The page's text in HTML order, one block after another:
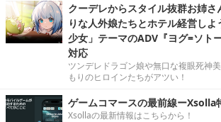
クーデレからスタイル抜群お姉
りな人外娘たちとホテル経営し
少女」テーマのADV『ヨグ=ソト
対応
ツンデレドラゴン娘や無口な複眼死神
もりのヒロインたちがアツい！
ゲームコマースの最前線ーXsolla
Xsollaの最新情報はこちらから！